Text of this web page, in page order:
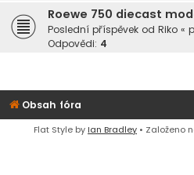
Roewe 750 diecast
Poslední příspěvek od Riko «
Odpovědi: 4
Obsah fóra
Flat Style by Ian Bradley • Založeno